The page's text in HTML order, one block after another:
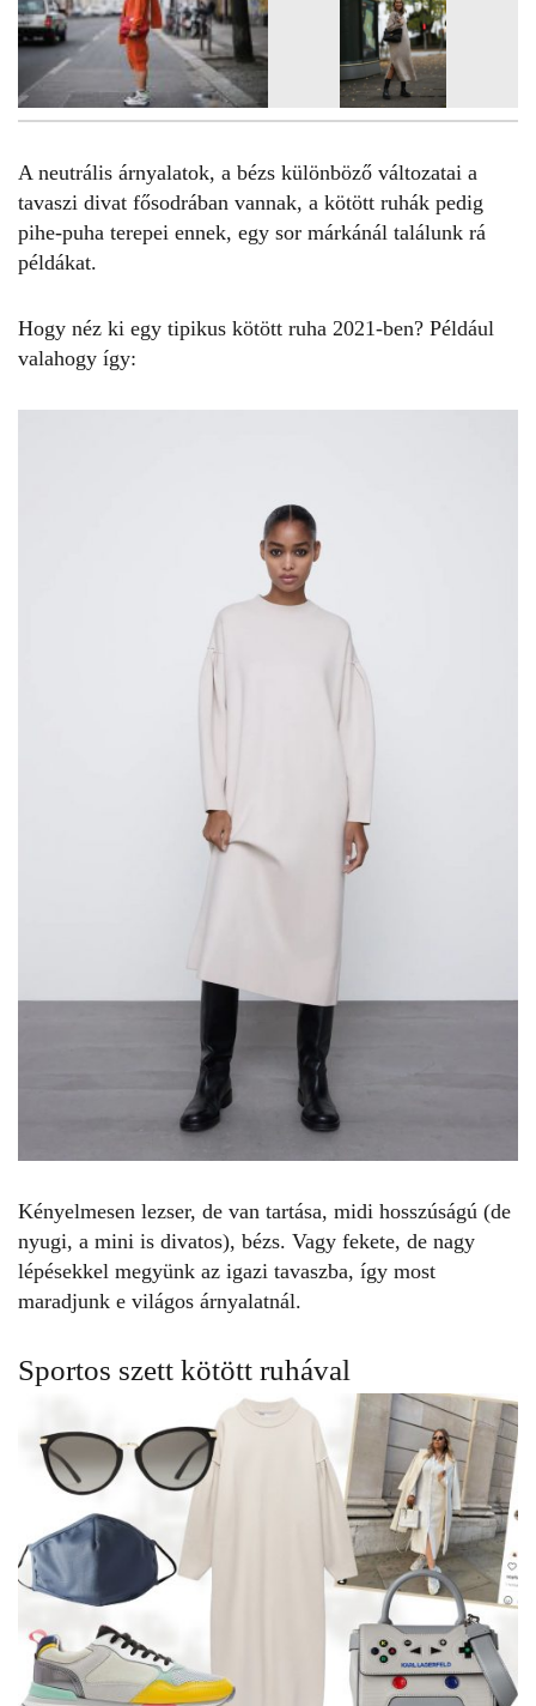
A neutrális árnyalatok, a bézs különböző változatai a
tavaszi divat fősodrában vannak, a kötött ruhák pedig
pihe-puha terepei ennek, egy sor márkánál találunk rá
példákat.
Hogy néz ki egy tipikus kötött ruha 2021-ben? Például
valahogy így:
Kényelmesen lezser, de van tartása, midi hosszúságú (de
nyugi, a mini is divatos), bézs. Vagy fekete, de nagy
lépésekkel megyünk az igazi tavaszba, így most
maradjunk e világos árnyalatnál.
Sportos szett kötött ruhával